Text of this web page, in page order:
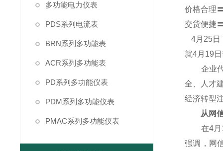
多功能电力仪表
PDS系列电流表
BRN系列多功能表
ACR系列多功能表
PD系列多功能仪表
PDM系列多功能仪表
PMAC系列多功能仪表
价格合理
交货便捷
4月25日
就4月19
企业代
全、人才
经济转型
从网信
在4月19
强调，网